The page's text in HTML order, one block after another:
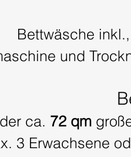
Bettwäsche
und
ca. 72 qm
3 Erwachsene